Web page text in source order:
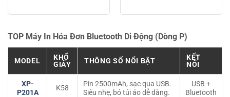
TOP Máy In Hóa Đơn Bluetooth Di Động (Dòng P)
MODEL
KHỔ
GIẤY
THÔNG SỐ NỔI BẬT
KẾT
NỐI
XP-
P201A
K58
Pin 2500mAh, sạc qua USB.
Siêu nhẹ, bỏ túi áo dễ dàng.
USB +
Bluetooth